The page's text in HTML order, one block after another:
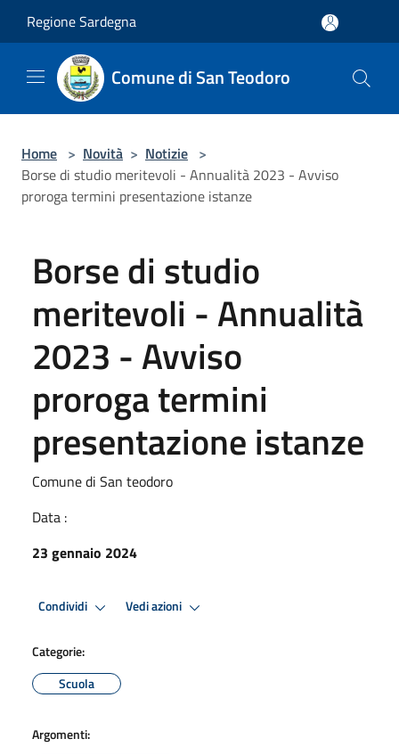
Regione Sardegna
Comune di San Teodoro
Home > Novità > Notizie >
Borse di studio meritevoli - Annualità 2023 - Avviso
proroga termini presentazione istanze
Borse di studio
meritevoli - Annualità
2023 - Avviso
proroga termini
presentazione istanze
Comune di San teodoro
Data :
23 gennaio 2024
Condividi Vedi azioni
Categorie:
Scuola
Argomenti: